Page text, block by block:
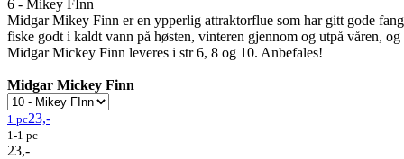
6 - Mikey FInn
Midgar Mikey Finn er en ypperlig attraktorflue som har gitt gode
fiske godt i kaldt vann på høsten, vinteren gjennom og utpå våren,
Midgar Mickey Finn leveres i str 6, 8 og 10. Anbefales!
Midgar Mickey Finn
1 pc23,-
1-1 pc
23,-